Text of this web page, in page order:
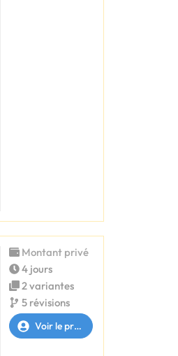
Montant privé
4 jours
2 variantes
5 révisions
Voir le profil